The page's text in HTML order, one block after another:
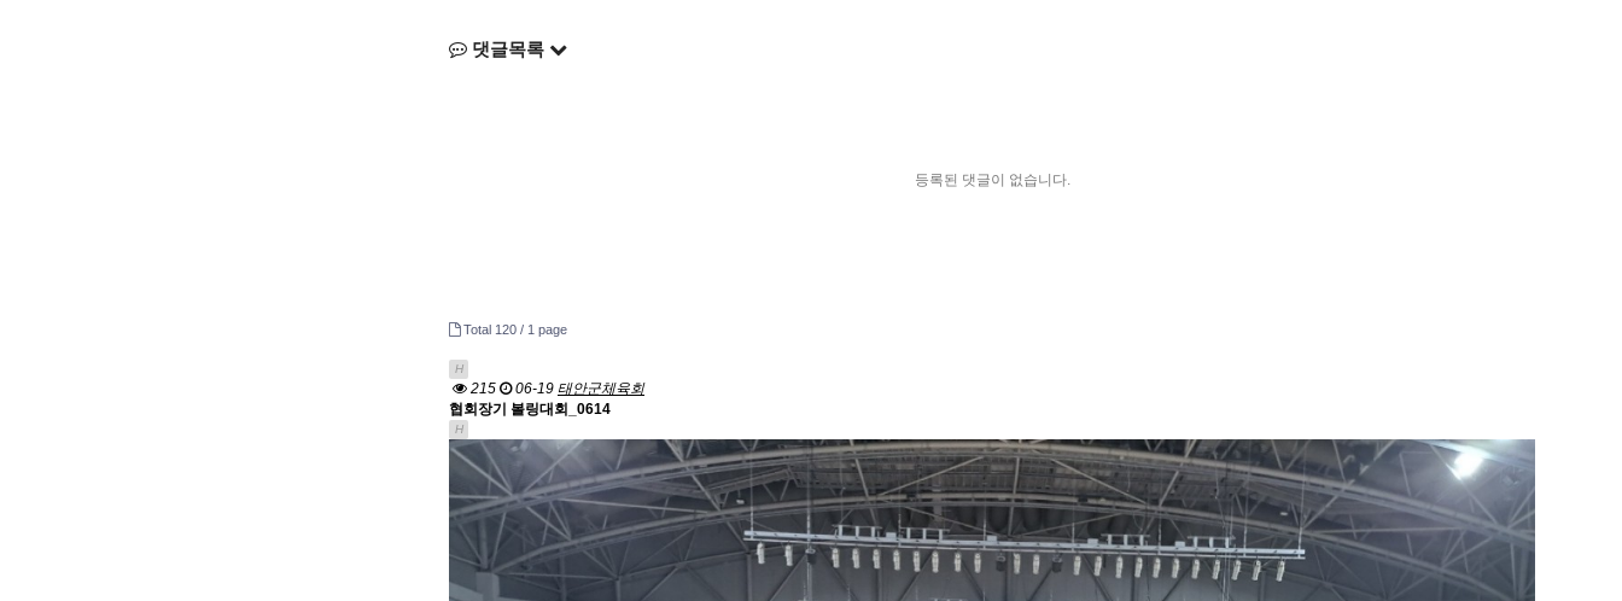
댓글목록
등록된 댓글이 없습니다.
Total 120 / 1 page
H
215 06-19 태안군체육회
협회장기 볼링대회_0614
H